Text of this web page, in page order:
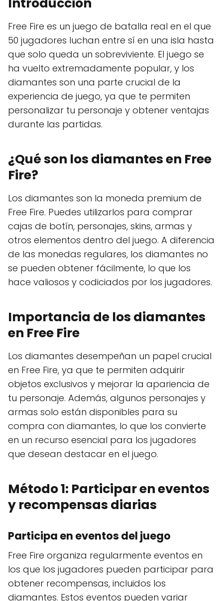
Free Fire es un juego de batalla real en el que
50 jugadores luchan entre sí en una isla hasta
que solo queda un sobreviviente. El juego se
ha vuelto extremadamente popular, y los
diamantes son una parte crucial de la
experiencia de juego, ya que te permiten
personalizar tu personaje y obtener ventajas
durante las partidas.
¿Qué son los diamantes en Free
Fire?
Los diamantes son la moneda premium de
Free Fire. Puedes utilizarlos para comprar
cajas de botín, personajes, skins, armas y
otros elementos dentro del juego. A diferencia
de las monedas regulares, los diamantes no
se pueden obtener fácilmente, lo que los
hace valiosos y codiciados por los jugadores.
Importancia de los diamantes
en Free Fire
Los diamantes desempeñan un papel crucial
en Free Fire, ya que te permiten adquirir
objetos exclusivos y mejorar la apariencia de
tu personaje. Además, algunos personajes y
armas solo están disponibles para su
compra con diamantes, lo que los convierte
en un recurso esencial para los jugadores
que desean destacar en el juego.
Método 1: Participar en eventos
y recompensas diarias
Participa en eventos del juego
Free Fire organiza regularmente eventos en
los que los jugadores pueden participar para
obtener recompensas, incluidos los
diamantes. Estos eventos pueden variar